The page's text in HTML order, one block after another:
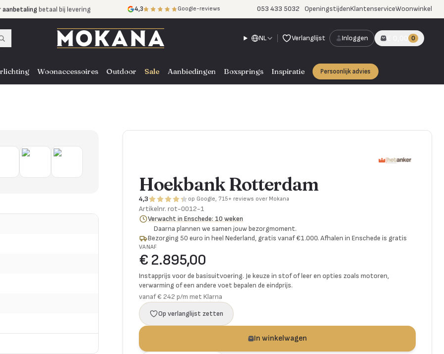
aanbetaling betaal bij levering
door heel NL, BE en DE
4,3 Google-reviews 053 433 5032 OpeningstijdenKlantenserviceWoonwinkel
NL Verlanglijst Inloggen € 0,00 0
Woonaccessoires Outdoor Sale Aanbiedingen Boxsprings Inspiratie Persoonlijk advies
Hoekbank Rotterdam
4,3 op Google, 715+ reviews over Mokana
Artikelnr. rot-0012-1
Verwacht in Enschede: 10 weken
Daarna plannen we samen jouw bezorgmoment.
Bezorging 50 euro in heel Nederland, gratis vanaf €1.000. Afhalen in Enschede is gratis
VANAF
€ 2.895,00
Instapprijs voor de basisuitvoering. Je keuze in stof of leer en opties zoals motoren,
verwarming of een andere voet bepalen de eindprijs.
vanaf € 242 p/m met Klarna
Op verlanglijst zetten
In winkelwagen